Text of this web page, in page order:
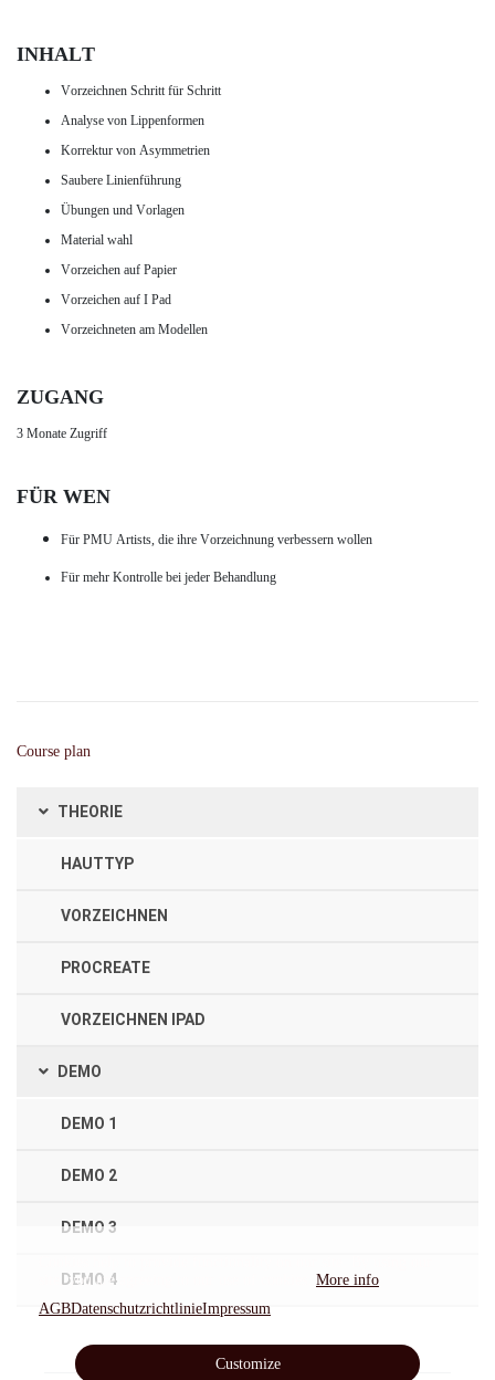
INHALT
Vorzeichnen Schritt für Schritt
Analyse von Lippenformen
Korrektur von Asymmetrien
Saubere Linienführung
Übungen und Vorlagen
Material wahl
Vorzeichen auf Papier
Vorzeichen auf I Pad
Vorzeichneten am Modellen
ZUGANG
3 Monate Zugriff
FÜR WEN
Für PMU Artists, die ihre Vorzeichnung verbessern wollen
Für mehr Kontrolle bei jeder Behandlung
Course plan
THEORIE
HAUTTYP
VORZEICHNEN
PROCREATE
VORZEICHNEN IPAD
DEMO
DEMO 1
DEMO 2
DEMO 3
DEMO 4
site, you are agreeing to our use of cookies. More info
AGBDatenschutzrichtlinieImpressum
Customize